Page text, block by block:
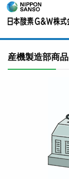
産機製造部商品